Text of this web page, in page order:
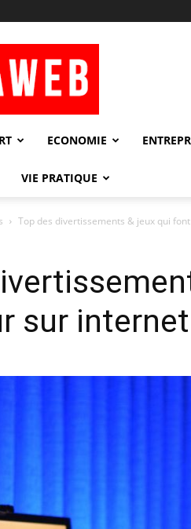
ECONOMIE
VIE PRATIQUE
Top des divertissements & jeux qui
sur internet